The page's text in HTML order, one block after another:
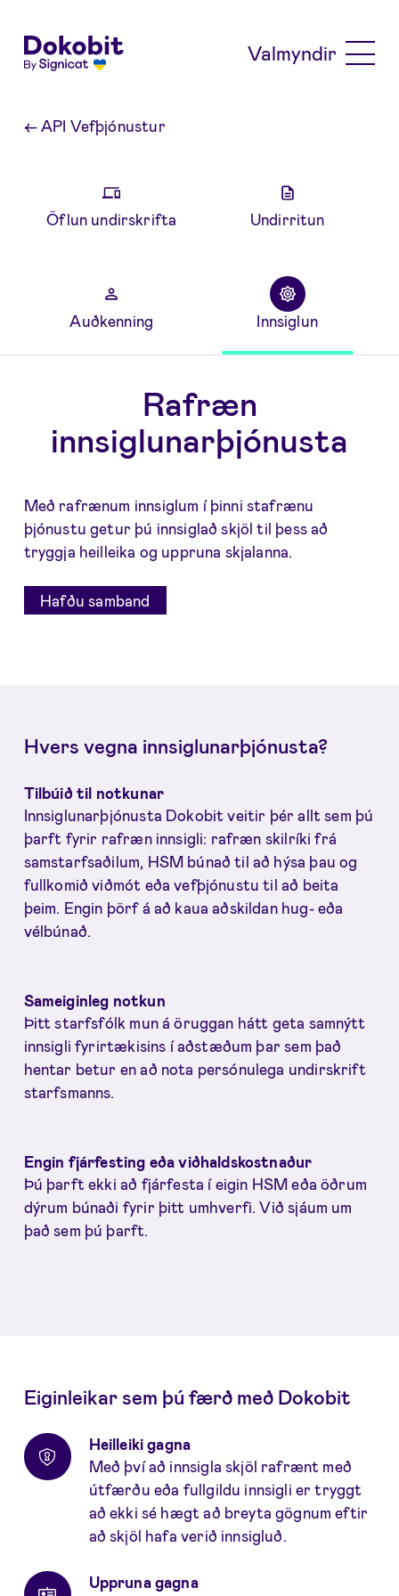
Valmyndir
←API Vefþjónustur
Öflun undirskrifta Undirritun
Auðkenning Innsiglun
Rafræn
innsiglunarþjónusta
Með rafrænum innsiglum í þinni stafrænu
þjónustu getur þú innsiglað skjöl til þess að
tryggja heilleika og uppruna skjalanna.
Hafðu samband
Hvers vegna innsiglunarþjónusta?
Tilbúið til notkunar
Innsiglunarþjónusta Dokobit veitir þér allt sem þú
þarft fyrir rafræn innsigli: rafræn skilríki frá
samstarfsaðilum, HSM búnað til að hýsa þau og
fullkomið viðmót eða vefþjónustu til að beita
þeim. Engin þörf á að kaua aðskildan hug- eða
vélbúnað.
Sameiginleg notkun
Þitt starfsfólk mun á öruggan hátt geta samnýtt
innsigli fyrirtækisins í aðstæðum þar sem það
hentar betur en að nota persónulega undirskrift
starfsmanns.
Engin fjárfesting eða viðhaldskostnaður
Þú þarft ekki að fjárfesta í eigin HSM eða öðrum
dýrum búnaði fyrir þitt umhverfi. Við sjáum um
það sem þú þarft.
Eiginleikar sem þú færð með Dokobit
Heilleiki gagna
Með því að innsigla skjöl rafrænt með
útfærðu eða fullgildu innsigli er tryggt
að ekki sé hægt að breyta gögnum eftir
að skjöl hafa verið innsigluð.
Uppruna gagna